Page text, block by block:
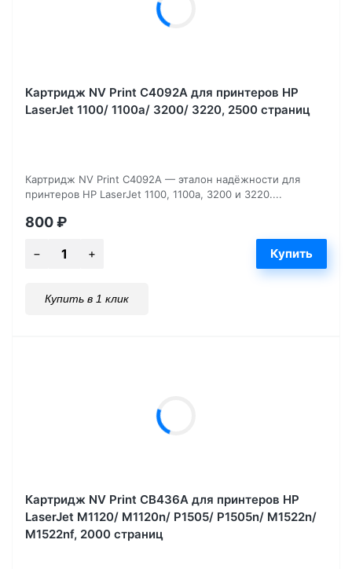
Картридж NV Print C4092A для принтеров HP
LaserJet 1100/ 1100a/ 3200/ 3220, 2500 страниц
Картридж NV Print C4092A — эталон надёжности для
принтеров HP LaserJet 1100, 1100a, 3200 и 3220....
800₽
Купить в 1 клик
Картридж NV Print CB436A для принтеров HP
LaserJet M1120/ M1120n/ P1505/ P1505n/ M1522n/
M1522nf, 2000 страниц